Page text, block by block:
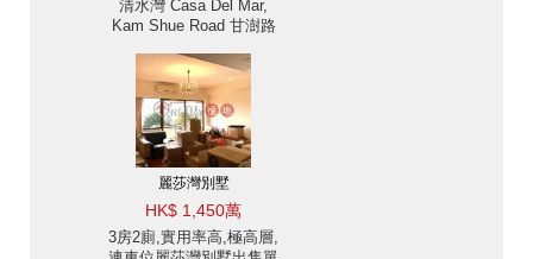
清水灣 Casa Del Mar,
Kam Shue Road 甘澍路
出售單位
麗莎灣別墅
HK$ 1,450萬
3房2廁,實用率高,極高層,